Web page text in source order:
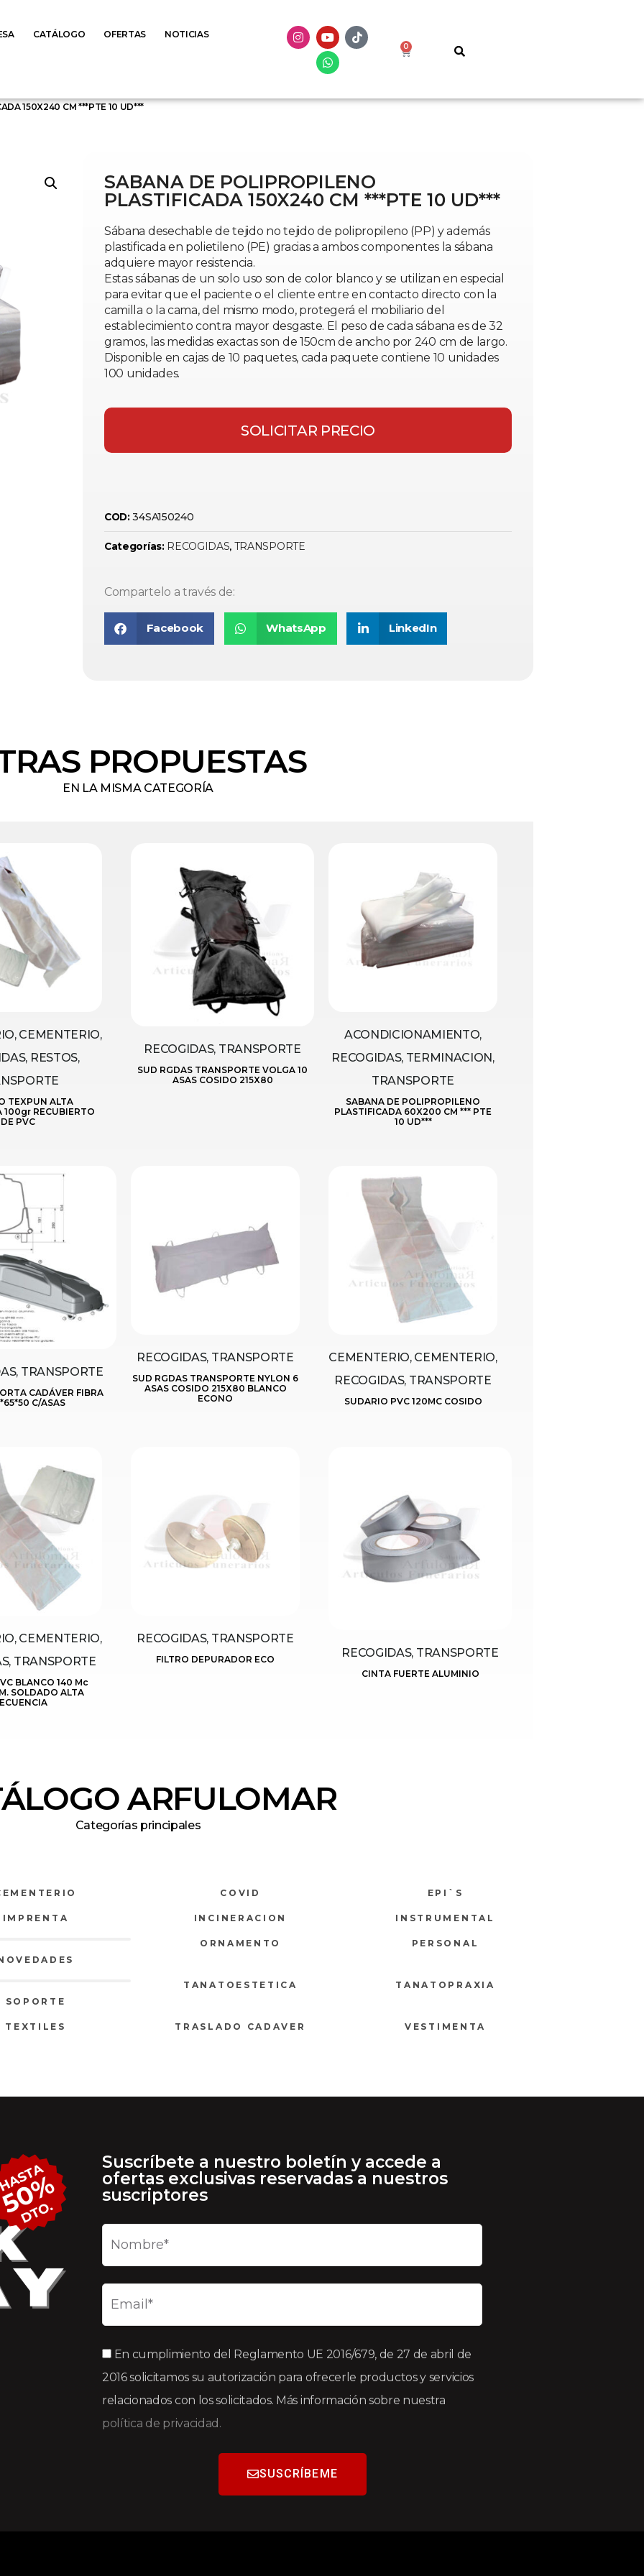
CATÁLOGO OFERTAS NOTICIAS
0
150X240 CM ***PTE 10 UD***
SABANA DE POLIPROPILENO
PLASTIFICADA 150X240 CM ***PTE 10 UD***
Sábana desechable de tejido no tejido de polipropileno (PP) y además
plastificada en polietileno (PE) gracias a ambos componentes la sábana
adquiere mayor resistencia.
Estas sábanas de un solo uso son de color blanco y se utilizan en especial
para evitar que el paciente o el cliente entre en contacto directo con la
camilla o la cama, del mismo modo, protegerá el mobiliario del
establecimiento contra mayor desgaste. El peso de cada sábana es de 32
gramos, las medidas exactas son de 150cm de ancho por 240 cm de largo.
Disponible en cajas de 10 paquetes, cada paquete contiene 10 unidades
100 unidades.
SOLICITAR PRECIO
COD:34SA150240
Categorías: RECOGIDAS, TRANSPORTE
Compartelo a través de:
Facebook WhatsApp LinkedIn
PROPUESTAS
EN LA MISMA CATEGORÍA
CEMENTERIO,
RESTOS,
TEXPUN ALTA
100gr RECUBIERTO
DE PVC
RECOGIDAS, TRANSPORTE
SUD RGDAS TRANSPORTE VOLGA 10
ASAS COSIDO 215X80
ACONDICIONAMIENTO,
RECOGIDAS, TERMINACION,
TRANSPORTE
SABANA DE POLIPROPILENO
PLASTIFICADA 60X200 CM *** PTE
10 UD***
TRANSPORTE
CADÁVER FIBRA
C/ASAS
RECOGIDAS, TRANSPORTE
SUD RGDAS TRANSPORTE NYLON 6
ASAS COSIDO 215X80 BLANCO
ECONO
CEMENTERIO, CEMENTERIO,
RECOGIDAS, TRANSPORTE
SUDARIO PVC 120MC COSIDO
CEMENTERIO,
TRANSPORTE
BLANCO 140 Mc
SOLDADO ALTA
RECOGIDAS, TRANSPORTE
FILTRO DEPURADOR ECO RECOGIDAS, TRANSPORTE
CINTA FUERTE ALUMINIO
ARFULOMAR
Categorías principales
COVID EPI`S
IMPRENTA INCINERACION INSTRUMENTAL
ORNAMENTO PERSONAL
SOPORTE
TANATOESTETICA TANATOPRAXIA
TEXTILES TRASLADO CADAVER VESTIMENTA
Suscríbete a nuestro boletín y accede a
ofertas exclusivas reservadas a nuestros
suscriptores
En cumplimiento del Reglamento UE 2016/679, de 27 de abril de
2016 solicitamos su autorización para ofrecerle productos y servicios
relacionados con los solicitados. Más información sobre nuestra
política de privacidad.
SUSCRÍBEME